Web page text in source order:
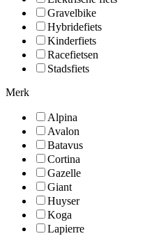
Gravelbike
Hybridefiets
Kinderfiets
Racefietsen
Stadsfiets
Merk
Alpina
Avalon
Batavus
Cortina
Gazelle
Giant
Huyser
Koga
Lapierre